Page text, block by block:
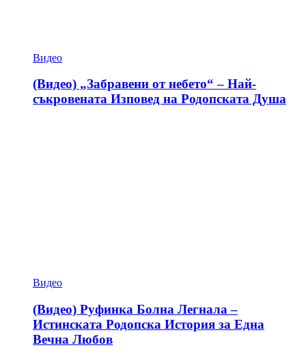
Видео
(Видео) „Забравени от небето“ – Най-
съкровената Изповед на Родопската Душа
Видео
(Видео) Руфинка Болна Легнала –
Истинската Родопска История за Една
Вечна Любов